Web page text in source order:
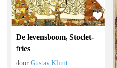
De levensboom, Stoclet-
fries
doorGustav Klimt